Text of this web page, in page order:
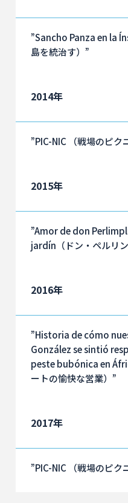
”Sancho Panza en la
島を統治す）”
2014年
”PIC-NIC （戦場のピク
2015年
”Amor de don
jardín（ドン・ペルリ
2016年
”Historia de cómo
González se sintió
peste bubónica en
ートの愉快な営業）”
2017年
”PIC-NIC （戦場のピク